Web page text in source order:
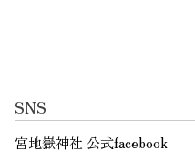
SNS
宮地嶽神社 公式facebook